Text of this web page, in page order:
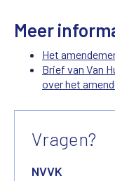
Meer
Het
Brief van Van
over het
Vragen?
NVVK